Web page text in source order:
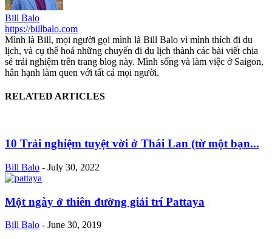
Bill Balo
https://billbalo.com
Mình là Bill, mọi người gọi mình là Bill Balo vì mình thích đi du
lịch, và cụ thể hoá những chuyến đi du lịch thành các bài viết chia
sẻ trải nghiệm trên trang blog này. Mình sống và làm việc ở Saigon,
hân hạnh làm quen với tất cả mọi người.
RELATED ARTICLES
10 Trải nghiệm tuyệt vời ở Thái Lan (từ một bạn...
Bill Balo - July 30, 2022
Một ngày ở thiên đường giải trí Pattaya
Bill Balo - June 30, 2019